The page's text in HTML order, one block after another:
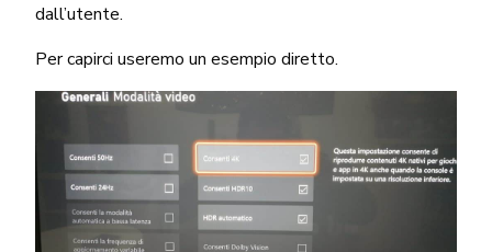
dall’utente.
Per capirci useremo un esempio diretto.